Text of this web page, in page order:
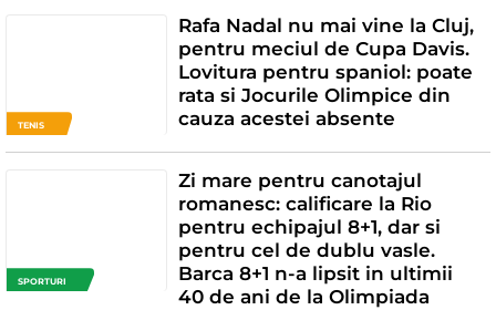
TENIS
Rafa Nadal nu mai vine la Cluj,
pentru meciul de Cupa Davis.
Lovitura pentru spaniol: poate
rata si Jocurile Olimpice din
cauza acestei absente
SPORTURI
Zi mare pentru canotajul
romanesc: calificare la Rio
pentru echipajul 8+1, dar si
pentru cel de dublu vasle.
Barca 8+1 n-a lipsit in ultimii
40 de ani de la Olimpiada